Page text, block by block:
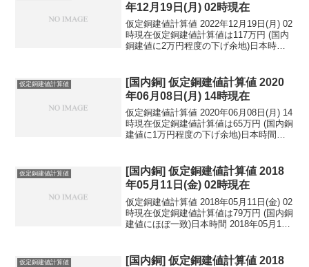
年12月19日(月) 02時現在
仮定銅建値計算値 2022年12月19日(月) 02
時現在仮定銅建値計算値は117万円 (国内
銅建値に2万円程度の下げ余地)日本時間
場1...
仮定銅建値計算値
[国内銅] 仮定銅建値計算値 2020
年06月08日(月) 14時現在
仮定銅建値計算値 2020年06月08日(月) 14
時現在仮定銅建値計算値は65万円 (国内銅
建値に1万円程度の下げ余地)日本時間
民元：1...
仮定銅建値計算値
[国内銅] 仮定銅建値計算値 2018
年05月11日(金) 02時現在
仮定銅建値計算値 2018年05月11日(金) 02
時現在仮定銅建値計算値は79万円 (国内銅
建値にほぼ一致)日本時間 2018年05月11
円...
仮定銅建値計算値
[国内銅] 仮定銅建値計算値 2018